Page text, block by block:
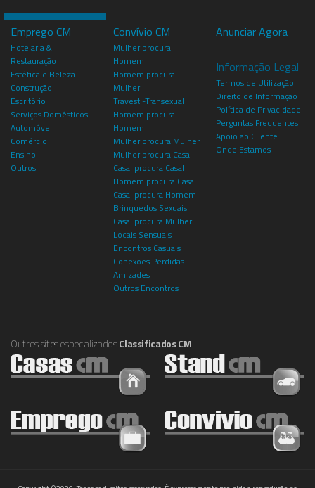
Emprego CM
Hotelaria &
Restauração
Estética e Beleza
Construção
Escritório
Serviços Domésticos
Automóvel
Comércio
Ensino
Outros
Convívio CM
Mulher procura
Homem
Homem procura
Mulher
Travesti-Transexual
Homem procura
Homem
Mulher procura Mulher
Mulher procura Casal
Casal procura Casal
Homem procura Casal
Casal procura Homem
Brinquedos Sexuais
Casal procura Mulher
Locais Sensuais
Encontros Casuais
Conexões Perdidas
Amizades
Outros Encontros
Anunciar Agora
Informação Legal
Termos de Utilização
Direito de Informação
Política de Privacidade
Perguntas Frequentes
Apoio ao Cliente
Onde Estamos
Outros sites especializadosClassificados CM